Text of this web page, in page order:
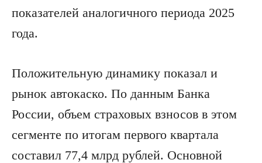
показателей аналогичного периода 2025
года.
Положительную динамику показал и
рынок автокаско. По данным Банка
России, объем страховых взносов в этом
сегменте по итогам первого квартала
составил 77,4 млрд рублей. Основной